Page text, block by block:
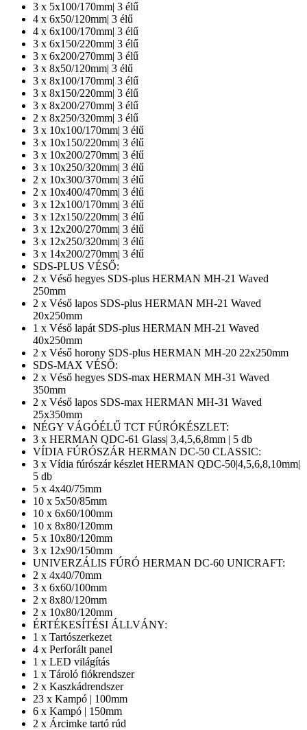
3 x 5x100/170mm| 3 élű
4 x 6x50/120mm| 3 élű
4 x 6x100/170mm| 3 élű
3 x 6x150/220mm| 3 élű
3 x 6x200/270mm| 3 élű
3 x 8x50/120mm| 3 élű
3 x 8x100/170mm| 3 élű
3 x 8x150/220mm| 3 élű
3 x 8x200/270mm| 3 élű
2 x 8x250/320mm| 3 élű
3 x 10x100/170mm| 3 élű
3 x 10x150/220mm| 3 élű
3 x 10x200/270mm| 3 élű
3 x 10x250/320mm| 3 élű
2 x 10x300/370mm| 3 élű
2 x 10x400/470mm| 3 élű
3 x 12x100/170mm| 3 élű
3 x 12x150/220mm| 3 élű
3 x 12x200/270mm| 3 élű
3 x 12x250/320mm| 3 élű
3 x 14x200/270mm| 3 élű
SDS-PLUS VÉSŐ:
2 x Véső hegyes SDS-plus HERMAN MH-21 Waved
250mm
2 x Véső lapos SDS-plus HERMAN MH-21 Waved
20x250mm
1 x Véső lapát SDS-plus HERMAN MH-21 Waved
40x250mm
2 x Véső horony SDS-plus HERMAN MH-20 22x250mm
SDS-MAX VÉSŐ:
2 x Véső hegyes SDS-max HERMAN MH-31 Waved
350mm
2 x Véső lapos SDS-max HERMAN MH-31 Waved
25x350mm
NÉGY VÁGÓÉLŰ TCT FÚRÓKÉSZLET:
3 x HERMAN QDC-61 Glass| 3,4,5,6,8mm | 5 db
VÍDIA FÚRÓSZÁR HERMAN DC-50 CLASSIC:
3 x Vídia fúrószár készlet HERMAN QDC-50|4,5,6,8,10mm|
5 db
5 x 4x40/75mm
10 x 5x50/85mm
10 x 6x60/100mm
10 x 8x80/120mm
5 x 10x80/120mm
3 x 12x90/150mm
UNIVERZÁLIS FÚRÓ HERMAN DC-60 UNICRAFT:
2 x 4x40/70mm
3 x 6x60/100mm
2 x 8x80/120mm
2 x 10x80/120mm
ÉRTÉKESÍTÉSI ÁLLVÁNY:
1 x Tartószerkezet
4 x Perforált panel
1 x LED világítás
1 x Tároló fiókrendszer
2 x Kaszkádrendszer
23 x Kampó | 100mm
6 x Kampó | 150mm
2 x Árcimke tartó rúd